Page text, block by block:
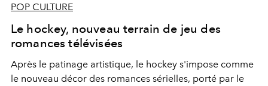
POP CULTURE
Le hockey, nouveau terrain de jeu des
romances télévisées
Après le patinage artistique, le hockey s'impose comme
le nouveau décor des romances sérielles, porté par le